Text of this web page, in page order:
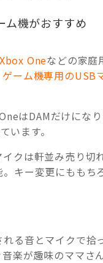
ム機がおすすめ
Xbox Oneなどの家庭
ゲーム機専用のUSB
はDAMだけにな
います。
クは軒並み売り切
キー変更にももち
る音とマイクで拾
楽が趣味のママさ